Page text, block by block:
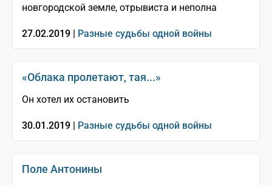
новгородской земле, отрывиста и неполна
27.02.2019 | Разные судьбы одной войны
«Облака пролетают, тая...»
Он хотел их остановить
30.01.2019 | Разные судьбы одной войны
Поле Антонины